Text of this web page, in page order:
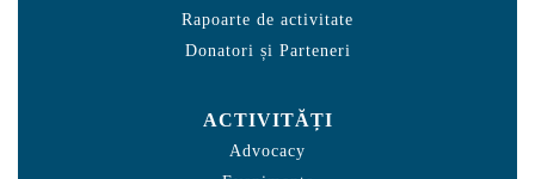
Rapoarte de activitate
Donatori și Parteneri
ACTIVITĂȚI
Advocacy